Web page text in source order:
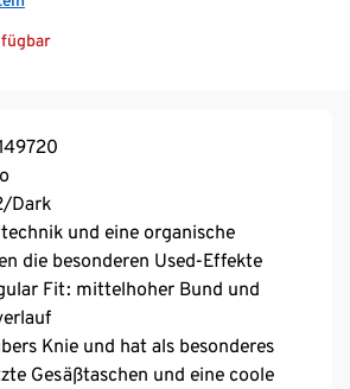
Dark
und eine organische
die besonderen Used-Effekte
Fit: mittelhoher Bund und
Knie und hat als besonderes
Gesäßtaschen und eine coole